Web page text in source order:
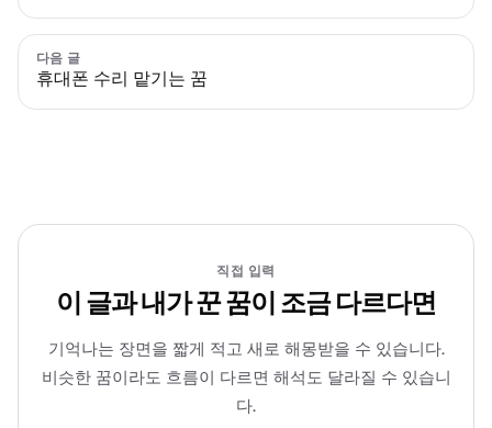
다음 글
휴대폰 수리 맡기는 꿈
직접 입력
이 글과 내가 꾼 꿈이 조금 다르다면
기억나는 장면을 짧게 적고 새로 해몽받을 수 있습니다.
비슷한 꿈이라도 흐름이 다르면 해석도 달라질 수 있습니
다.